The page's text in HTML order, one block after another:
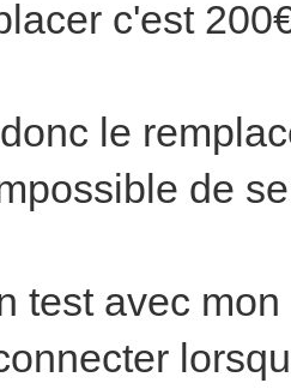
c'est
le
de
test avec